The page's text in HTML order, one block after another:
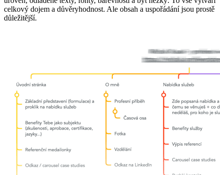
celkový dojem a důvěryhodnost. Ale obsah a uspořádání jsou prostě
důležitější.